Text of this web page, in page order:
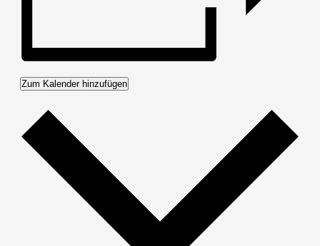
Zum Kalender hinzufügen